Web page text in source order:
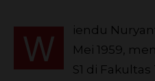
W
iendu
Mei 1959,
S1 di